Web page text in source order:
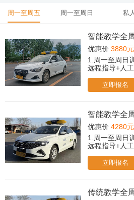
周一至周五 周一至周日 私
智能教学全
优惠价 3880元
1.周一至周日
远程指导+人
前模拟。（遇
名，老师会尽
立即报名
智能教学全
优惠价 4280元
1.周一至周日
远程指导+人
前模拟。（遇
名，老师会尽
立即报名
传统教学全